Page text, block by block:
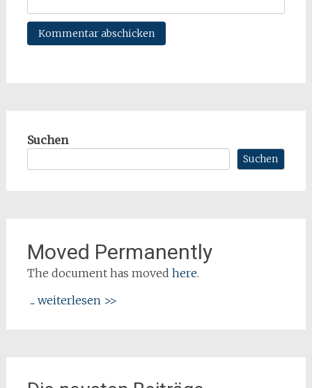
Suchen
Suchen
Moved Permanently
The document has moved here.
... weiterlesen >>